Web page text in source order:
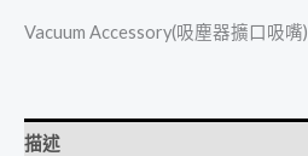
Vacuum Accessory(吸塵器擴口吸嘴)
描述